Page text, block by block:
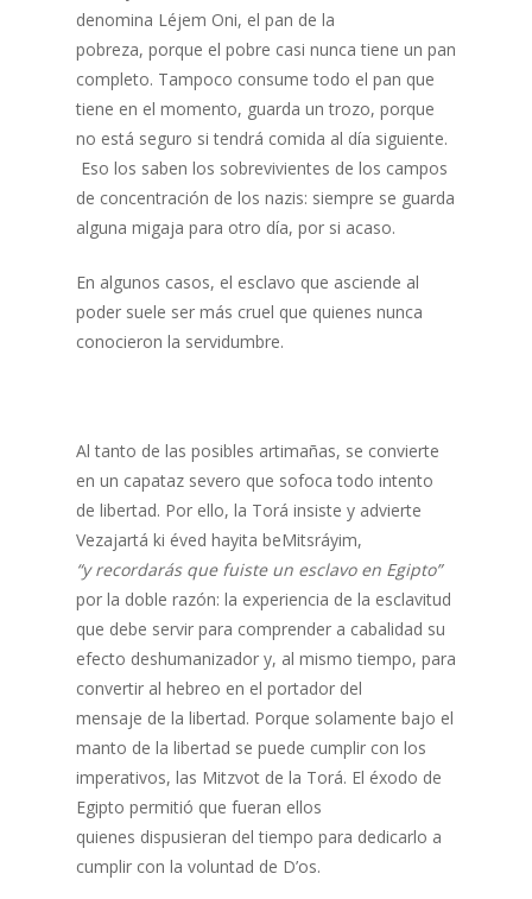
denomina Léjem Oni, el pan de la
pobreza, porque el pobre casi nunca tiene un pan
completo. Tampoco consume todo el pan que
tiene en el momento, guarda un trozo, porque
no está seguro si tendrá comida al día siguiente.
Eso los saben los sobrevivientes de los campos
de concentración de los nazis: siempre se guarda
alguna migaja para otro día, por si acaso.
En algunos casos, el esclavo que asciende al
poder suele ser más cruel que quienes nunca
conocieron la servidumbre.
Al tanto de las posibles artimañas, se convierte
en un capataz severo que sofoca todo intento
de libertad. Por ello, la Torá insiste y advierte
Vezajartá ki éved hayita beMitsráyim,
“y recordarás que fuiste un esclavo en Egipto”
por la doble razón: la experiencia de la esclavitud
que debe servir para comprender a cabalidad su
efecto deshumanizador y, al mismo tiempo, para
convertir al hebreo en el portador del
mensaje de la libertad. Porque solamente bajo el
manto de la libertad se puede cumplir con los
imperativos, las Mitzvot de la Torá. El éxodo de
Egipto permitió que fueran ellos
quienes dispusieran del tiempo para dedicarlo a
cumplir con la voluntad de D’os.